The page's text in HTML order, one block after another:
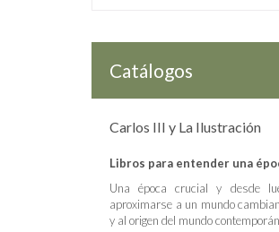
Catálogos
Carlos III y La Ilustración
Libros para entender una
Una época crucial y desde
aproximarse a un mundo
y al origen del mundo